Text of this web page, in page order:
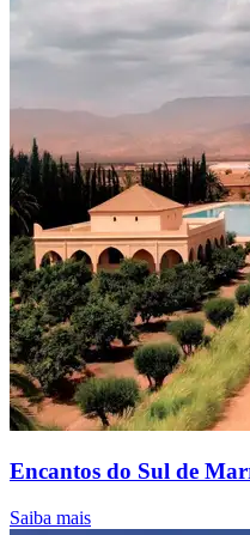
Encantos do Sul de
Saiba mais